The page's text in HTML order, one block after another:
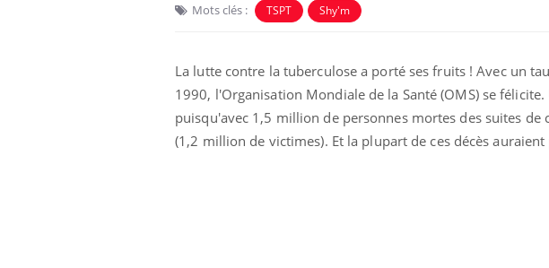
Mots clés : TSPT Shy'm
La lutte contre la tuberculose a porté ses fruits ! Avec un
1990, l'Organisation Mondiale de la Santé (OMS) se
puisqu'avec 1,5 million de personnes mortes des suites de
(1,2 million de victimes). Et la plupart de ces décès